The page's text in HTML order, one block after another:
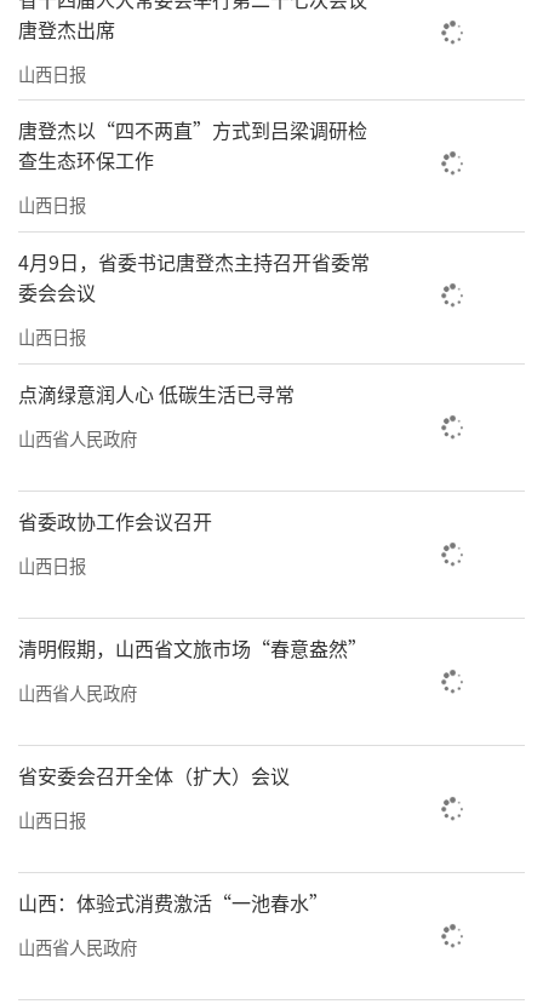
唐登杰出席
山西日报
唐登杰以“四不两直”方式到吕梁调研检
查生态环保工作
山西日报
4月9日，省委书记唐登杰主持召开省委常
委会会议
山西日报
点滴绿意润人心 低碳生活已寻常
山西省人民政府
省委政协工作会议召开
山西日报
清明假期，山西省文旅市场“春意盎然”
山西省人民政府
省安委会召开全体（扩大）会议
山西日报
山西：体验式消费激活“一池春水”
山西省人民政府